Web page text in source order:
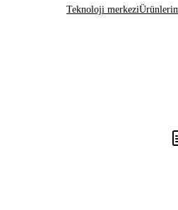
Teknoloji merkezi